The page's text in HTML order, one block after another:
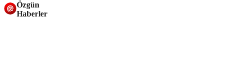
Özgün
Haberler